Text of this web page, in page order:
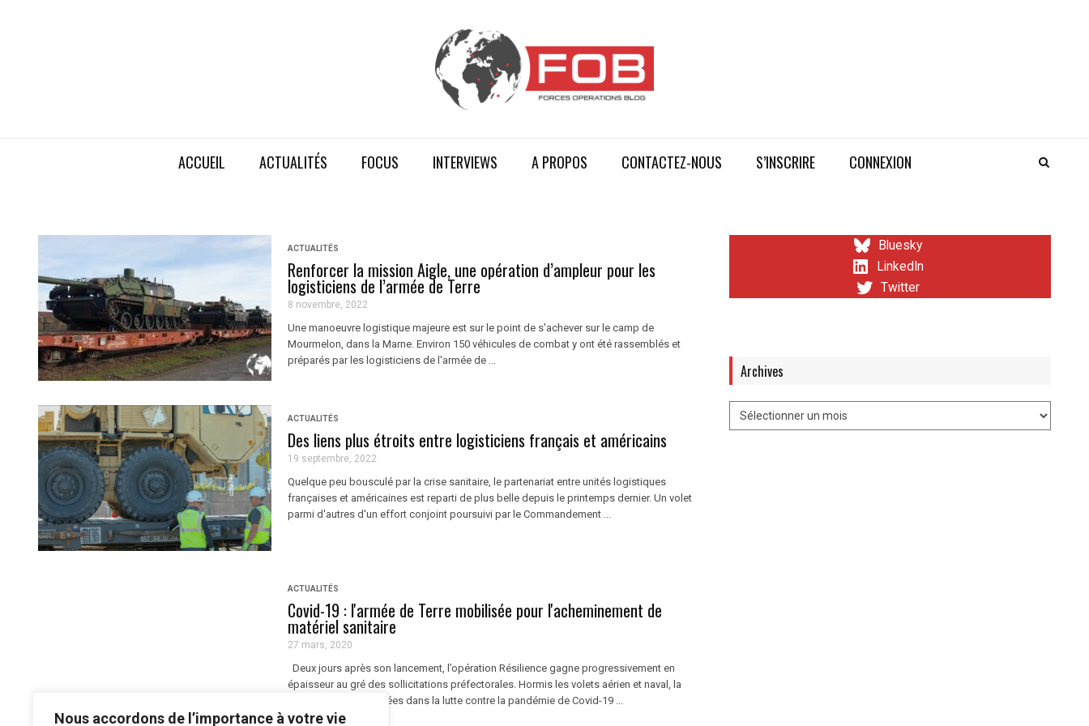
Nous accordons de l’importance à votre vie
ACCUEIL ACTUALITÉS FOCUS INTERVIEWS A PROPOS CONTACTEZ-NOUS S’INSCRIRE CONNEXION
ACTUALITÉS
Renforcer la mission Aigle, une opération d’ampleur pour les
logisticiens de l’armée de Terre
8 novembre, 2022
Une manoeuvre logistique majeure est sur le point de s'achever sur le camp de
Mourmelon, dans la Marne. Environ 150 véhicules de combat y ont été rassemblés et
préparés par les logisticiens de l'armée de ...
ACTUALITÉS
Des liens plus étroits entre logisticiens français et américains
19 septembre, 2022
Quelque peu bousculé par la crise sanitaire, le partenariat entre unités logistiques
françaises et américaines est reparti de plus belle depuis le printemps dernier. Un volet
parmi d'autres d'un effort conjoint poursuivi par le Commandement ...
ACTUALITÉS
Covid-19 : l'armée de Terre mobilisée pour l'acheminement de
matériel sanitaire
27 mars, 2020
Deux jours après son lancement, l’opération Résilience gagne progressivement en
épaisseur au gré des sollicitations préfectorales. Hormis les volets aérien et naval, la
contribution des Armées dans la lutte contre la pandémie de Covid-19 ...
Bluesky
LinkedIn
Twitter
Archives